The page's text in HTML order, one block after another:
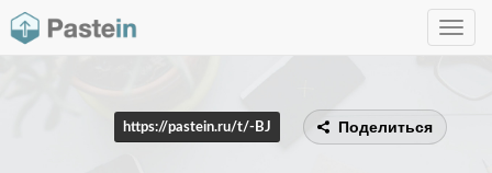
Toggle
https://pastein.ru/t/-BJ Поделиться